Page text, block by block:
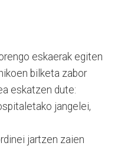
eskaerak egiten
bilketa zabor
eskatzen dute:
jangelei,
jartzen zaien